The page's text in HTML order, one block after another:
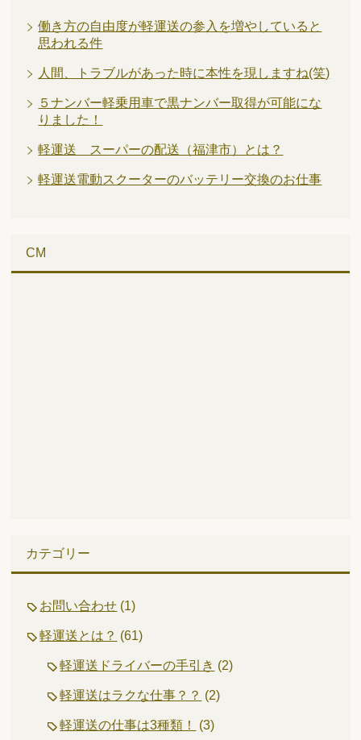
働き方の自由度が軽運送の参入を増やしていると
思われる件
人間、トラブルがあった時に本性を現しますね(笑)
５ナンバー軽乗用車で黒ナンバー取得が可能にな
りました！
軽運送 スーパーの配送（福津市）とは？
軽運送電動スクーターのバッテリー交換のお仕事
CM
カテゴリー
お問い合わせ (1)
軽運送とは？ (61)
軽運送ドライバーの手引き (2)
軽運送はラクな仕事？？ (2)
軽運送の仕事は3種類！ (3)